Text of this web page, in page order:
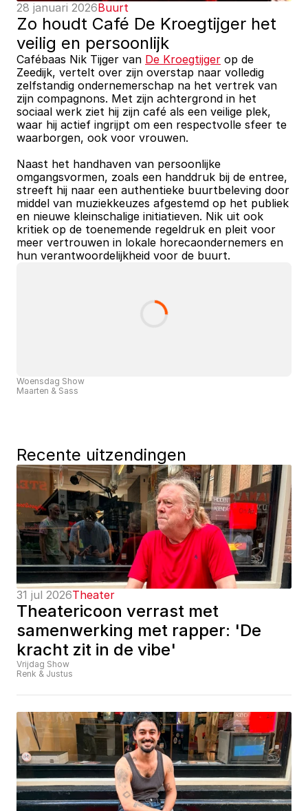
28 januari 2026Buurt
Zo houdt Café De Kroegtijger het
veilig en persoonlijk
Cafébaas Nik Tijger van De Kroegtijger op de
Zeedijk, vertelt over zijn overstap naar volledig
zelfstandig ondernemerschap na het vertrek van
zijn compagnons. Met zijn achtergrond in het
sociaal werk ziet hij zijn café als een veilige plek,
waar hij actief ingrijpt om een respectvolle sfeer te
waarborgen, ook voor vrouwen.
Naast het handhaven van persoonlijke
omgangsvormen, zoals een handdruk bij de entree,
streeft hij naar een authentieke buurtbeleving door
middel van muziekkeuzes afgestemd op het publiek
en nieuwe kleinschalige initiatieven. Nik uit ook
kritiek op de toenemende regeldruk en pleit voor
meer vertrouwen in lokale horecaondernemers en
hun verantwoordelijkheid voor de buurt.
Woensdag Show
Maarten & Sass
Recente uitzendingen
31 jul 2026Theater
Theatericoon verrast met
samenwerking met rapper: 'De
kracht zit in de vibe'
Vrijdag Show
Renk & Justus